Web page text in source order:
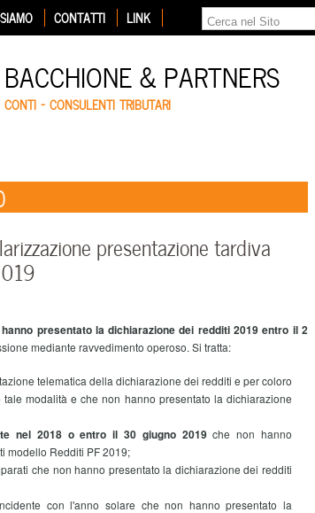
CONTATTI LINK
& PARTNERS
– CONSULENTI TRIBUTARI
presentazione tardiva
presentato la dichiarazione dei redditi 2019 entro il 2
mediante ravvedimento operoso. Si tratta:
telematica della dichiarazione dei redditi e per coloro
modalità e che non hanno presentato la dichiarazione
nel 2018 o entro il 30 giugno 2019che non hanno
modello Redditi PF 2019;
che non hanno presentato la dichiarazione dei redditi
con l'anno solare che non hanno presentato la